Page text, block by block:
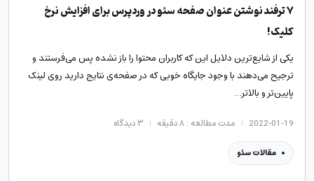
۷ ترفند نوشتن عنوان صفحه سئو در وردپرس برای افزایش نرخ
کلیک!
یکی از شایع‌ترین دلایل این که کاربران محتوا را باز نشده پس می‌فرستند و
ترجیح می‌دهند با وجود جایگاه خوبی که در صفحه‌ی نتایج دارید روی لینک
پایین‌تر و بالاتر…
2022-01-19 مدت مطالعه : ۸ دقیقه ۳دیدگاه
مقالات سئو